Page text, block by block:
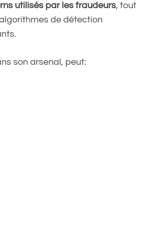
utilisés par les fraudeurs, tout
de détection
son arsenal, peut: